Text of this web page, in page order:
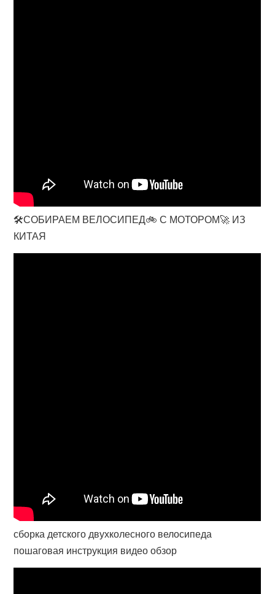
🛠СОБИРАЕМ ВЕЛОСИПЕД🚲 С МОТОРОМ🚀 ИЗ
КИТАЯ
сборка детского двухколесного велосипеда
пошаговая инструкция видео обзор